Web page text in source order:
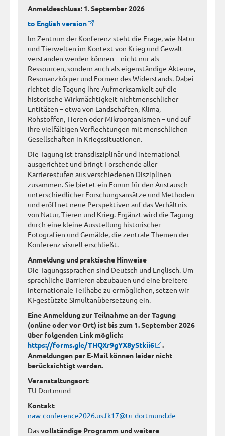
Anmeldeschluss: 1. September 2026
to English version
Im Zentrum der Konferenz steht die Frage, wie Natur-
und Tierwelten im Kontext von Krieg und Gewalt
verstanden werden können – nicht nur als
Ressourcen, sondern auch als eigenständige Akteure,
Resonanzkörper und Formen des Widerstands. Dabei
richtet die Tagung ihre Aufmerksamkeit auf die
historische Wirkmächtigkeit nichtmenschlicher
Entitäten – etwa von Landschaften, Klima,
Rohstoffen, Tieren oder Mikroorganismen – und auf
ihre vielfältigen Verflechtungen mit menschlichen
Gesellschaften in Kriegssituationen.
Die Tagung ist transdisziplinär und international
ausgerichtet und bringt Forschende aller
Karrierestufen aus verschiedenen Disziplinen
zusammen. Sie bietet ein Forum für den Austausch
unterschiedlicher Forschungsansätze und Methoden
und eröffnet neue Perspektiven auf das Verhältnis
von Natur, Tieren und Krieg. Ergänzt wird die Tagung
durch eine kleine Ausstellung historischer
Fotografien und Gemälde, die zentrale Themen der
Konferenz visuell erschließt.
Anmeldung und praktische Hinweise
Die Tagungssprachen sind Deutsch und Englisch. Um
sprachliche Barrieren abzubauen und eine breitere
internationale Teilhabe zu ermöglichen, setzen wir
KI-gestützte Simultanübersetzung ein.
Eine Anmeldung zur Teilnahme an der Tagung
(online oder vor Ort) ist bis zum 1. September 2026
über folgenden Link möglich:
https://forms.gle/THQXr9gYX8yStkii6
.
Anmeldungen per E-Mail können leider nicht
berücksichtigt werden.
Veranstaltungsort
TU Dortmund
Kontakt
naw-conference2026.us.fk17@tu-dortmund.de
Dasvollständige Programm und weitere